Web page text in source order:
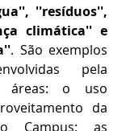
''resíduos'',
climática'' e
. São exemplos
pela
áreas: o uso
da
Campus; as